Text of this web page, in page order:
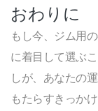
おわりに
もし今、ジム用
に着目して選ぶ
しが、あなたの
もたらすきっか